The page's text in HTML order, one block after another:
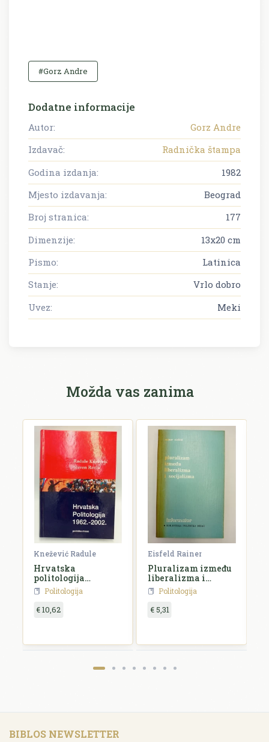
#Gorz Andre
Dodatne informacije
Autor:
Gorz Andre
Izdavač:
Radnička štampa
Godina izdanja:
1982
Mjesto izdavanja:
Beograd
Broj stranica:
177
Dimenzije:
13x20 cm
Pismo:
Latinica
Stanje:
Vrlo dobro
Uvez:
Meki
Možda vas zanima
Knežević Radule
Hrvatska
politologija
1962.-2002.
Politologija
€ 10,62
Eisfeld Rainer
Pluralizam između
liberalizma i
socijalizma
Politologija
€ 5,31
BIBLOS NEWSLETTER